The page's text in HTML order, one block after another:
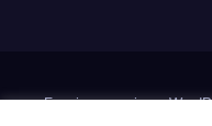
Funciona gracias a